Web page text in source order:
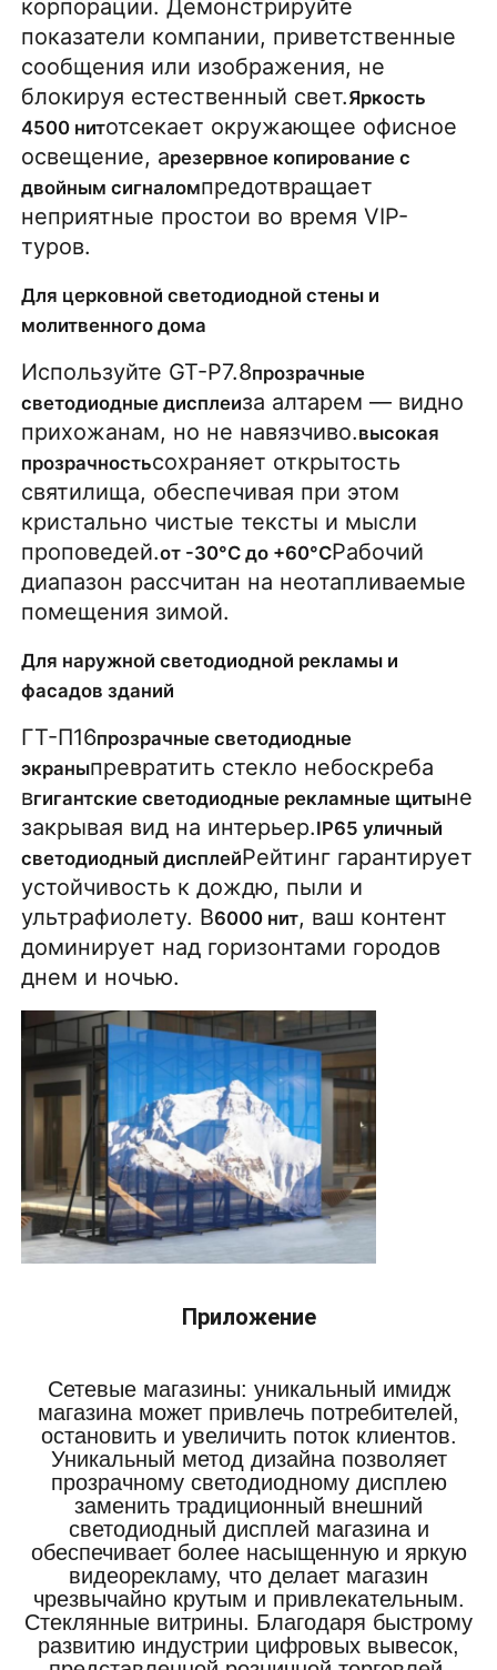
корпорации. Демонстрируйте
показатели компании, приветственные
сообщения или изображения, не
блокируя естественный свет.Яркость
4500 нитотсекает окружающее офисное
освещение, арезервное копирование с
двойным сигналомпредотвращает
неприятные простои во время VIP-
туров.
Для церковной светодиодной стены и
молитвенного дома
Используйте GT-P7.8прозрачные
светодиодные дисплеиза алтарем — видно
прихожанам, но не навязчиво.высокая
прозрачностьсохраняет открытость
святилища, обеспечивая при этом
кристально чистые тексты и мысли
проповедей.от -30°С до +60°СРабочий
диапазон рассчитан на неотапливаемые
помещения зимой.
Для наружной светодиодной рекламы и
фасадов зданий
ГТ-П16прозрачные светодиодные
экраныпревратить стекло небоскреба
вгигантские светодиодные рекламные щитыне
закрывая вид на интерьер.IP65 уличный
светодиодный дисплейРейтинг гарантирует
устойчивость к дождю, пыли и
ультрафиолету. В6000 нит, ваш контент
доминирует над горизонтами городов
днем ​​и ночью.
Приложение
Сетевые магазины: уникальный имидж
магазина может привлечь потребителей,
остановить и увеличить поток клиентов.
Уникальный метод дизайна позволяет
прозрачному светодиодному дисплею
заменить традиционный внешний
светодиодный дисплей магазина и
обеспечивает более насыщенную и яркую
видеорекламу, что делает магазин
чрезвычайно крутым и привлекательным.
Стеклянные витрины. Благодаря быстрому
развитию индустрии цифровых вывесок,